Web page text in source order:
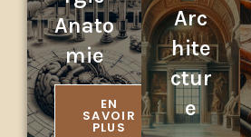
Anato
mie
EN
SAVOIR
PLUS
Arc
hite
ctur
e